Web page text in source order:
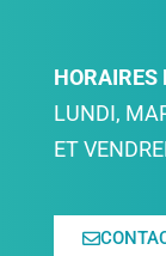
HORAIRES
LUNDI,
ET